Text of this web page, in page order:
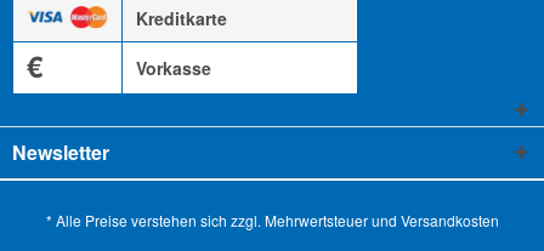
Kreditkarte
€ Vorkasse
Newsletter
* Alle Preise verstehen sich zzgl. Mehrwertsteuer und Versandkosten